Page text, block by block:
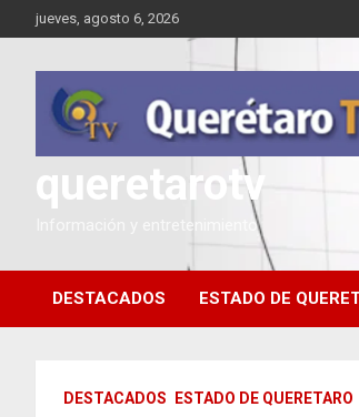
Saltar
al
jueves, agosto 6, 2026
queretarotv
Información y entretenimiento
DESTACADOS ESTADO DE
DESTACADOS ESTADO DE QUERETARO